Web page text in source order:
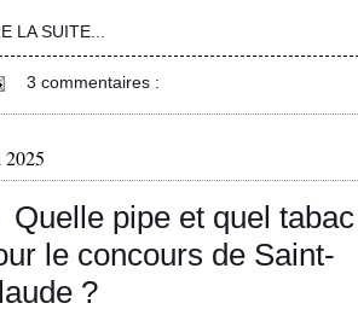
LA SUITE...
3 commentaires :
2025
Quelle pipe et quel tabac
le concours de Saint-
?